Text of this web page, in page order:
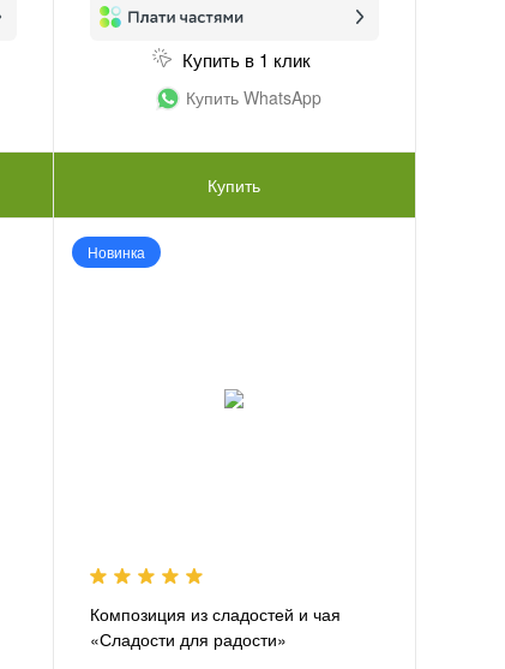
Купить в 1 клик
Купить WhatsApp
Купить
Новинка
Композиция из сладостей и чая
«Сладости для радости»